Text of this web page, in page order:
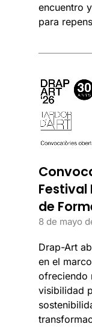
encuentro
para
Festival
de
8 de mayo
Drap-Art
en el
ofreciendo
visibilidad